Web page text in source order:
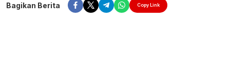
Bagikan Berita Copy Link